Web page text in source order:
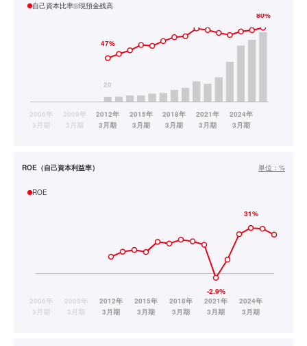
自己資本比率 現預金残高
ROE（自己資本利益率） 単位： %
ROE